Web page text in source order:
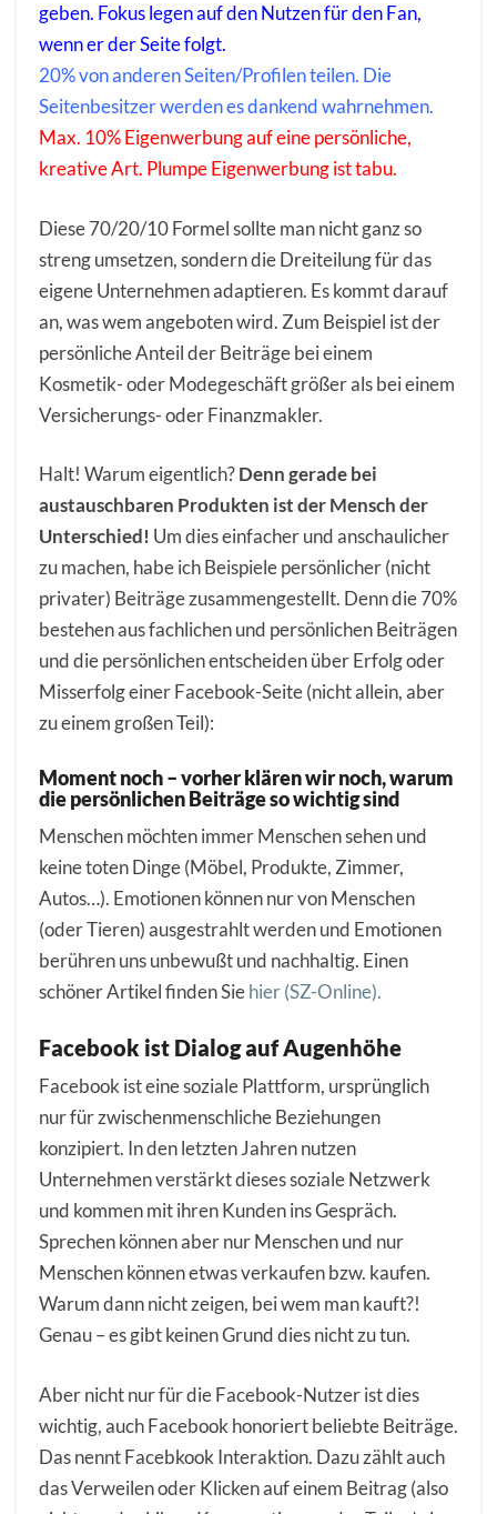
geben. Fokus legen auf den Nutzen für den Fan,
wenn er der Seite folgt.
20% von anderen Seiten/Profilen teilen. Die
Seitenbesitzer werden es dankend wahrnehmen.
Max. 10% Eigenwerbung auf eine persönliche,
kreative Art. Plumpe Eigenwerbung ist tabu.
Diese 70/20/10 Formel sollte man nicht ganz so
streng umsetzen, sondern die Dreiteilung für das
eigene Unternehmen adaptieren. Es kommt darauf
an, was wem angeboten wird. Zum Beispiel ist der
persönliche Anteil der Beiträge bei einem
Kosmetik- oder Modegeschäft größer als bei einem
Versicherungs- oder Finanzmakler.
Halt! Warum eigentlich?Denn gerade bei
austauschbaren Produkten ist der Mensch der
Unterschied! Um dies einfacher und anschaulicher
zu machen, habe ich Beispiele persönlicher (nicht
privater) Beiträge zusammengestellt. Denn die 70%
bestehen aus fachlichen und persönlichen Beiträgen
und die persönlichen entscheiden über Erfolg oder
Misserfolg einer Facebook-Seite (nicht allein, aber
zu einem großen Teil):
Moment noch – vorher klären wir noch, warum
die persönlichen Beiträge so wichtig sind
Menschen möchten immer Menschen sehen und
keine toten Dinge (Möbel, Produkte, Zimmer,
Autos…). Emotionen können nur von Menschen
(oder Tieren) ausgestrahlt werden und Emotionen
berühren uns unbewußt und nachhaltig. Einen
schöner Artikel finden Siehier (SZ-Online).
Facebook ist Dialog auf Augenhöhe
Facebook ist eine soziale Plattform, ursprünglich
nur für zwischenmenschliche Beziehungen
konzipiert. In den letzten Jahren nutzen
Unternehmen verstärkt dieses soziale Netzwerk
und kommen mit ihren Kunden ins Gespräch.
Sprechen können aber nur Menschen und nur
Menschen können etwas verkaufen bzw. kaufen.
Warum dann nicht zeigen, bei wem man kauft?!
Genau – es gibt keinen Grund dies nicht zu tun.
Aber nicht nur für die Facebook-Nutzer ist dies
wichtig, auch Facebook honoriert beliebte Beiträge.
Das nennt Facebkook Interaktion. Dazu zählt auch
das Verweilen oder Klicken auf einem Beitrag (also